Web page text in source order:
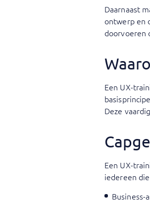
Daarnaast
ontwerp en
doorvoeren
Een UX-
Deze
Een UX-
iedereen
Business-